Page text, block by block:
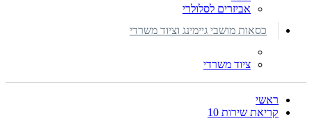
אביזרים לסלולרי
כסאות מושבי גיימינג וציוד משרדי
ציוד משרדי
ראשי
קריאת שירות 10